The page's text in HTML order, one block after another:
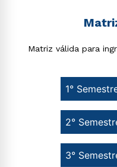
Matriz válida para
1°
3°
2°